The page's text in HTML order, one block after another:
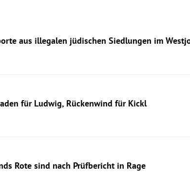
aus illegalen jüdischen Siedlungen im
für Ludwig, Rückenwind für Kickl
Rote sind nach Prüfbericht in Rage